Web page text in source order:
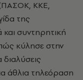
ΚΚΕ,
της
συντηρητική
κύλησε στην
άθλια τηλεόραση